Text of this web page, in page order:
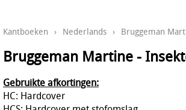
Kantboeken › Nederlands › Bruggeman
Bruggeman Martine -
Gebruikte afkortingen:
HC: Hardcover